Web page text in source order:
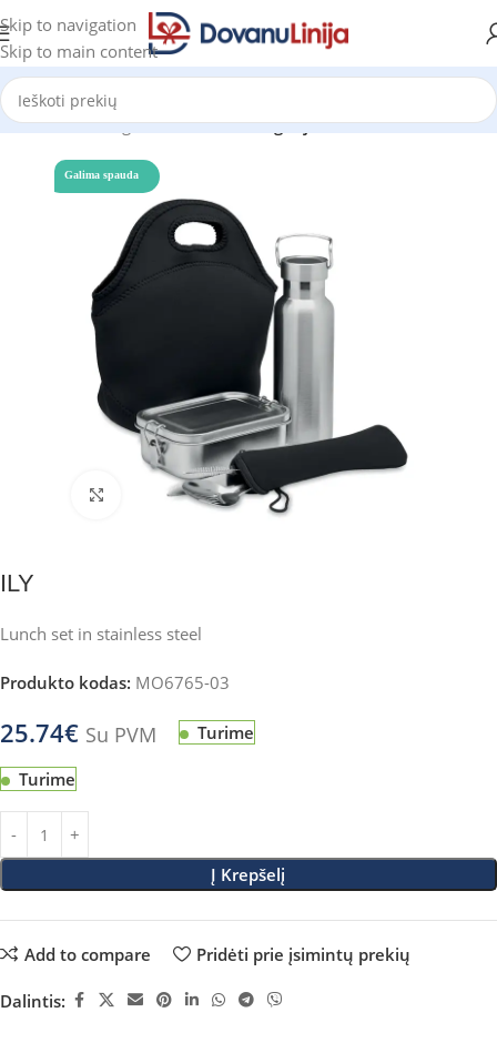
Skip to navigation
Skip to main content
Pradžia Katalogas Prekes be kategorijos
Galima spauda
Click to enlarge
ILY
Lunch set in stainless steel
Produkto kodas: MO6765-03
25.74€ Su PVM Turime
Turime
Į Krepšelį
Add to compare Pridėti prie įsimintų prekių
Dalintis: